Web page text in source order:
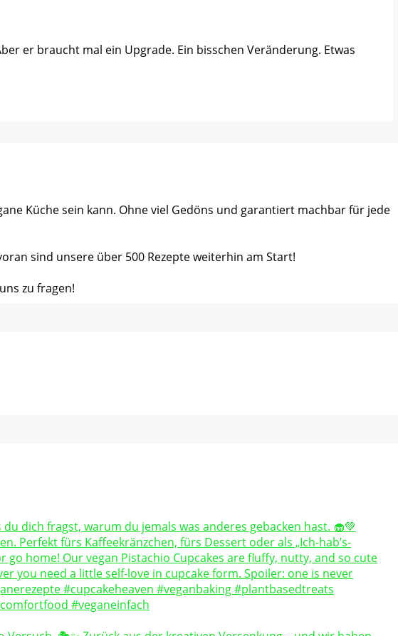
er braucht mal ein Upgrade. Ein bisschen Veränderung. Etwas
Küche sein kann. Ohne viel Gedöns und garantiert machbar für jede
sind unsere über 500 Rezepte weiterhin am Start!
zu fragen!